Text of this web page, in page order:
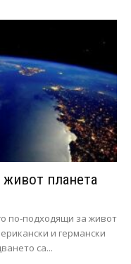
живот планета
по-подходящи за живот
и германски
са...